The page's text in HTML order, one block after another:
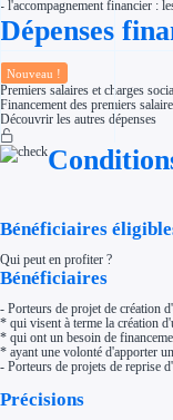
- l'accompagnement financier :
Dépenses
Nouveau !
Premiers salaires et charges
Financement des premiers
Découvrir les autres dépenses
Bénéficiaires
Qui peut en profiter ?
Bénéficiaires
- Porteurs de projet de création
* qui visent à terme la création
* qui ont un besoin de
* ayant une volonté d'apporter
- Porteurs de projets de reprise
Précisions